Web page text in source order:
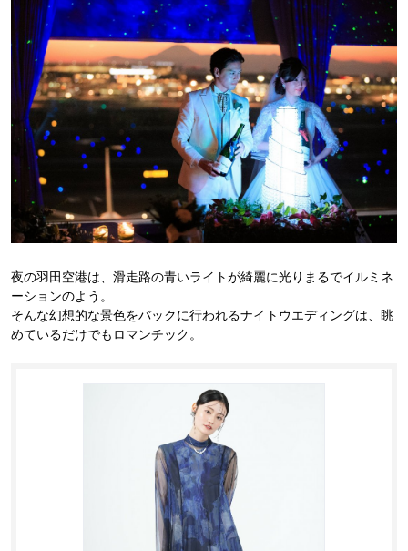
夜の羽田空港は、滑走路の青いライトが綺麗に光りまるでイルミネ
ーションのよう。
そんな幻想的な景色をバックに行われるナイトウエディングは、眺
めているだけでもロマンチック。